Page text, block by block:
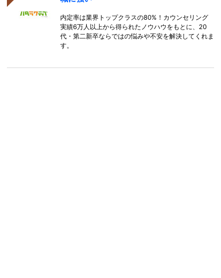
内定率は業界トップクラスの80%！カウンセリング
実績6万人以上から得られたノウハウをもとに、20
代・第二新卒ならではの悩みや不安を解決してくれま
す。